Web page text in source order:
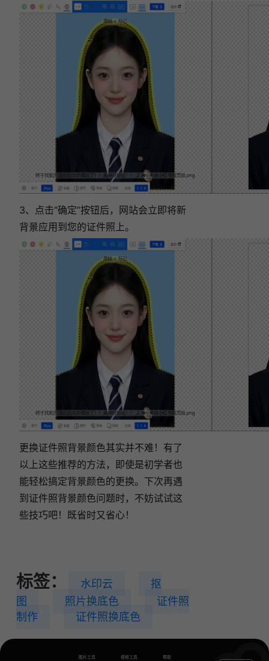
3、点击“确定”按钮后，网站会立即将新
背景应用到您的证件照上。
更换证件照背景颜色其实并不难！有了
以上这些推荐的方法，即使是初学者也
能轻松搞定背景颜色的更换。下次再遇
到证件照背景颜色问题时，不妨试试这
些技巧吧！既省时又省心！
标签： 水印云
抠
图
照片换底色
证件照
制作
证件照换底色
图片工具 视频工具 帮助